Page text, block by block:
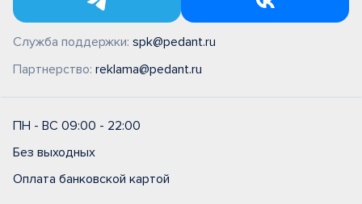
Служба поддержки: spk@pedant.ru
Партнерство: reklama@pedant.ru
ПН - ВС 09:00 - 22:00
Без выходных
Оплата банковской картой